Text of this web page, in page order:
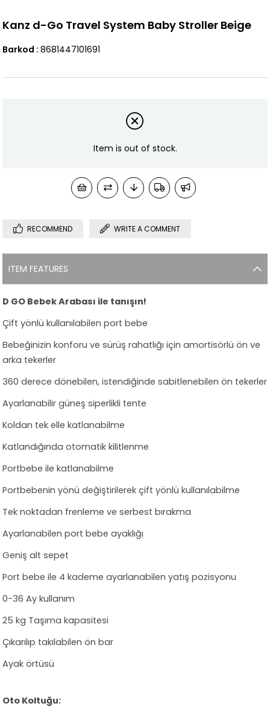
Kanz d-Go Travel System Baby Stroller Beige
Barkod : 8681447101691
Item is out of stock.
RECOMMEND WRITE A COMMENT
ITEM FEATURES
D GO Bebek Arabası ile tanışın!
Çift yönlü kullanılabilen port bebe
Bebeğinizin konforu ve sürüş rahatlığı için amortisörlü ön ve
arka tekerler
360 derece dönebilen, istendiğinde sabitlenebilen ön tekerler
Ayarlanabilir güneş siperlikli tente
Koldan tek elle katlanabilme
Katlandığında otomatik kilitlenme
Portbebe ile katlanabilme
Portbebenin yönü değiştirilerek çift yönlü kullanılabilme
Tek noktadan frenleme ve serbest bırakma
Ayarlanabilen port bebe ayaklığı
Geniş alt sepet
Port bebe ile 4 kademe ayarlanabilen yatış pozisyonu
0-36 Ay kullanım
25 kg Taşıma kapasitesi
Çıkarılıp takılabilen ön bar
Ayak örtüsü
Oto Koltuğu: